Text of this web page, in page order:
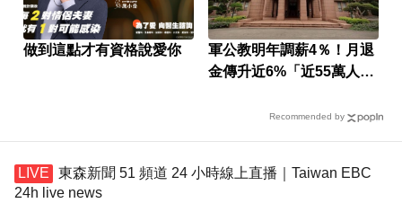
做到這點才有資格說愛你
軍公教明年調薪4％！月退
金傳升近6%「近55萬人受
Recommended by
東森新聞 51 頻道 24 小時線上直播｜Taiwan EBC
24h live news